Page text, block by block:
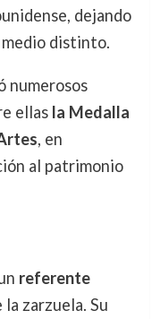
dejando
medio distinto.
numerosos
ellas la Medalla
, en
al patrimonio
referente
zarzuela. Su